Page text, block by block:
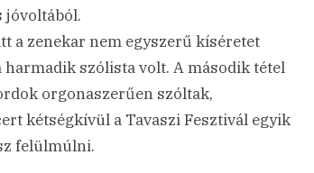
jóvoltából.
a zenekar nem egyszerű kíséretet
szólista volt. A második tétel
orgonaszerűen szóltak,
kétségkívül a Tavaszi Fesztivál egyik
felülmúlni.